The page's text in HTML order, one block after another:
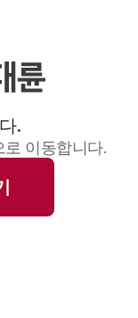
.
이동합니다.